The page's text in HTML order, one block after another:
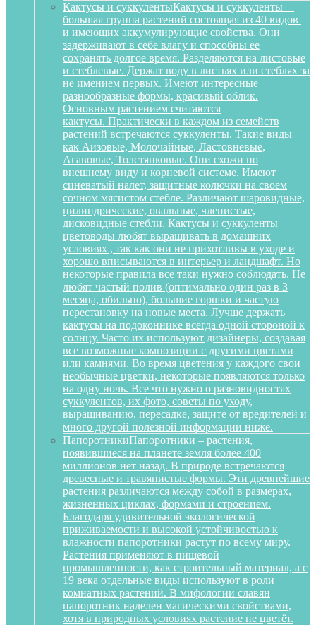
Кактусы и суккулентыКактусы и суккуленты –
большая группа растений состоящая из 40 видов
и имеющих аккумулирующие свойства. Они
задерживают в себе влагу и способны ее
сохранять долгое время. Разделяются на листовые
и стеблевые. Держат воду в листьях или стеблях за
не имением первых. Имеют интересные
разнообразные формы, красивый облик.
Основным растением считаются
кактусы. Практически в каждом из семейств
растений встречаются суккуленты. Такие виды
как Аизовые, Молочайные, Ластовневые,
Агавовые, Толстянковые. Они схожи по
внешнему виду и корневой системе. Имеют
синеватый налет, защитные колючки на своем
сочном мясистом стебле. Различают шаровидные,
цилиндрические, овальные, членистые,
дисковидные стебли. Кактусы и суккуленты
цветоводы любят выращивать в домашних
условиях , так как они не прихотливы в уходе и
хорошо вписываются в интерьер и ландшафт. Но
некоторые правила все таки нужно соблюдать. Не
любят частый полив (оптимально один раз в 3
месяца, обильно), большие горшки и частую
перестановку на новые места. Лучше держать
кактусы на подоконнике всегда одной стороной к
солнцу. Часто их используют дизайнеры, создавая
все возможные композиции с другими цветами
или камнями. Во время цветения у каждого свои
необычные цветки, некоторые появляются только
на одну ночь. Все что нужно о разновидностях
суккулентов, их фото, советы по уходу,
выращиванию, пересадке, защите от вредителей и
много другой полезной информации ниже.
ПапоротникиПапоротники – растения,
появившиеся на планете земля более 400
миллионов нет назад. В природе встречаются
древесные и травянистые формы. Эти древнейшие
растения различаются между собой в размерах,
жизненных циклах, формами и строением.
Благодаря удивительной экологической
приживаемости и высокой устойчивостью к
влажности папоротники растут по всему миру.
Растения применяют в пищевой
промышленности, как строительный материал, а с
19 века отдельные виды используют в роли
комнатных растений. В мифологии славян
папоротник наделен магическими свойствами,
хотя в природных условиях растение не цветёт.